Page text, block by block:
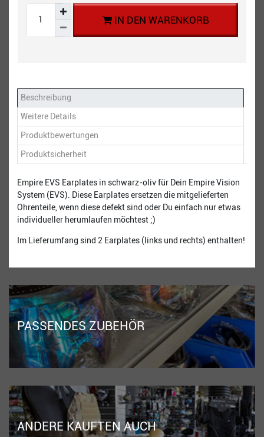
IN DEN WARENKORB
Beschreibung
Weitere Details
Produktbewertungen
Produktsicherheit
Empire EVS Earplates in schwarz-oliv für Dein Empire Vision
System (EVS). Diese Earplates ersetzen die mitgelieferten
Ohrenteile, wenn diese defekt sind oder Du einfach nur etwas
individueller herumlaufen möchtest ;)
Im Lieferumfang sind 2 Earplates (links und rechts) enthalten!
PASSENDES ZUBEHÖR
ANDERE KAUFTEN AUCH